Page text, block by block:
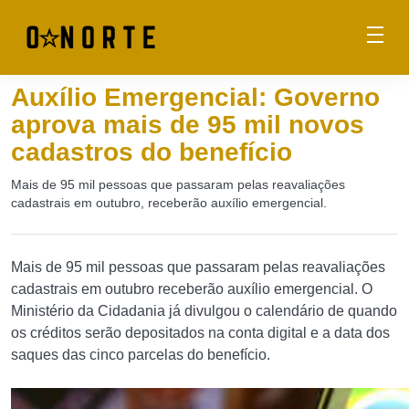
Auxílio Emergencial: Governo
aprova mais de 95 mil novos
cadastros do benefício
Mais de 95 mil pessoas que passaram pelas reavaliações
cadastrais em outubro, receberão auxílio emergencial.
Mais de 95 mil pessoas que passaram pelas reavaliações
cadastrais em outubro receberão auxílio emergencial. O
Ministério da Cidadania já divulgou o calendário de quando
os créditos serão depositados na conta digital e a data dos
saques das cinco parcelas do benefício.